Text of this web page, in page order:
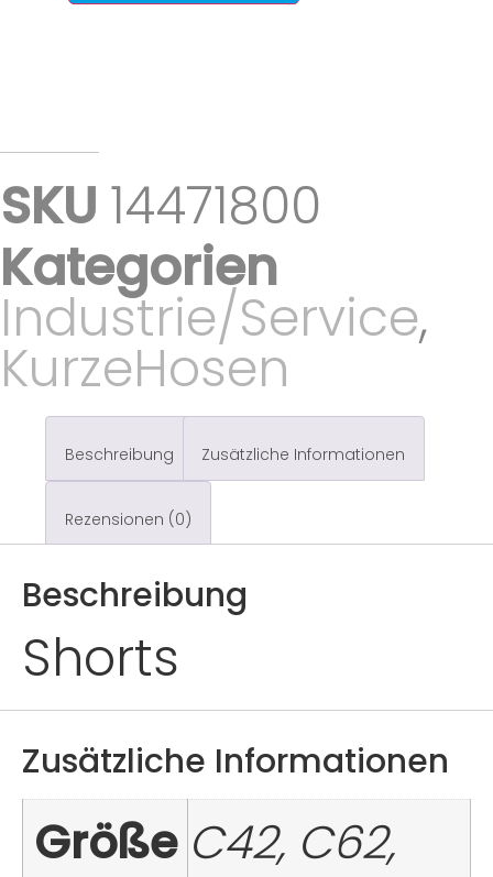
SKU 14471800
Kategorien
Industrie/Service,
KurzeHosen
Beschreibung Zusätzliche Informationen
Rezensionen (0)
Beschreibung
Shorts
Zusätzliche Informationen
Größe C42, C62,